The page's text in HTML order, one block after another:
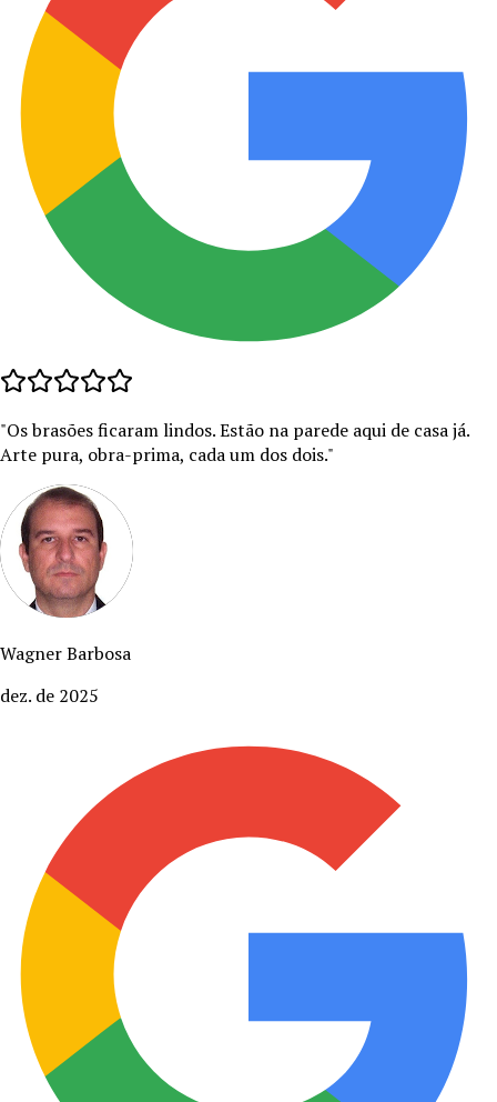
"Os brasões ficaram lindos. Estão na parede aqui de casa já.
Arte pura, obra-prima, cada um dos dois."
Wagner Barbosa
dez. de 2025